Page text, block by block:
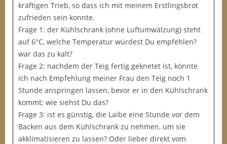
kräftigen Trieb, so dass ich mit meinem Erstlingsbrot
zufrieden sein konnte.
Frage 1: der Kühlschrank (ohne Luftumwälzung) steht
auf 6°C, welche Temperatur würdest Du empfehlen?
war das zu kalt?
Frage 2: nachdem der Teig fertig geknetet ist, könnte
ich nach Empfehlung meiner Frau den Teig noch 1
Stunde anspringen lassen, bevor er in den Kühlschrank
kommt; wie siehst Du das?
Frage 3: ist es günstig, die Laibe eine Stunde vor dem
Backen aus dem Kühlschrank zu nehmen, um sie
akklimatisieren zu lassen? Oder lieber direkt vom